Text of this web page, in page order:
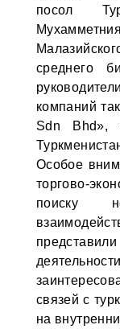
посол
среднего
компаний
Sdn Bhd»,
Особое
торгово-
поиску
связей с
на